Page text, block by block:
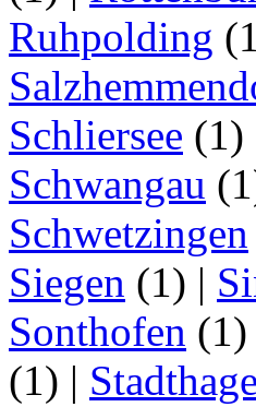
Ruhpolding
Schliersee (1)
Schwangau
Schwetzingen
Siegen (1) |
Sonthofen (1)
(1) |